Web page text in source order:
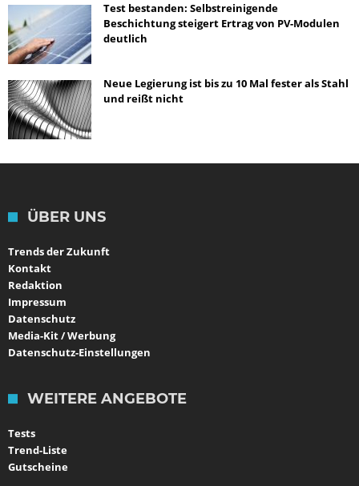
Test bestanden: Selbstreinigende
Beschichtung steigert Ertrag von PV-Modulen
deutlich
Neue Legierung ist bis zu 10 Mal fester als Stahl
und reißt nicht
ÜBER UNS
Trends der Zukunft
Kontakt
Redaktion
Impressum
Datenschutz
Media-Kit / Werbung
Datenschutz-Einstellungen
WEITERE ANGEBOTE
Tests
Trend-Liste
Gutscheine